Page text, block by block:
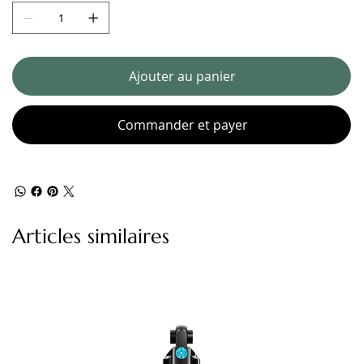
Ajouter au panier
Commander et payer
Articles similaires